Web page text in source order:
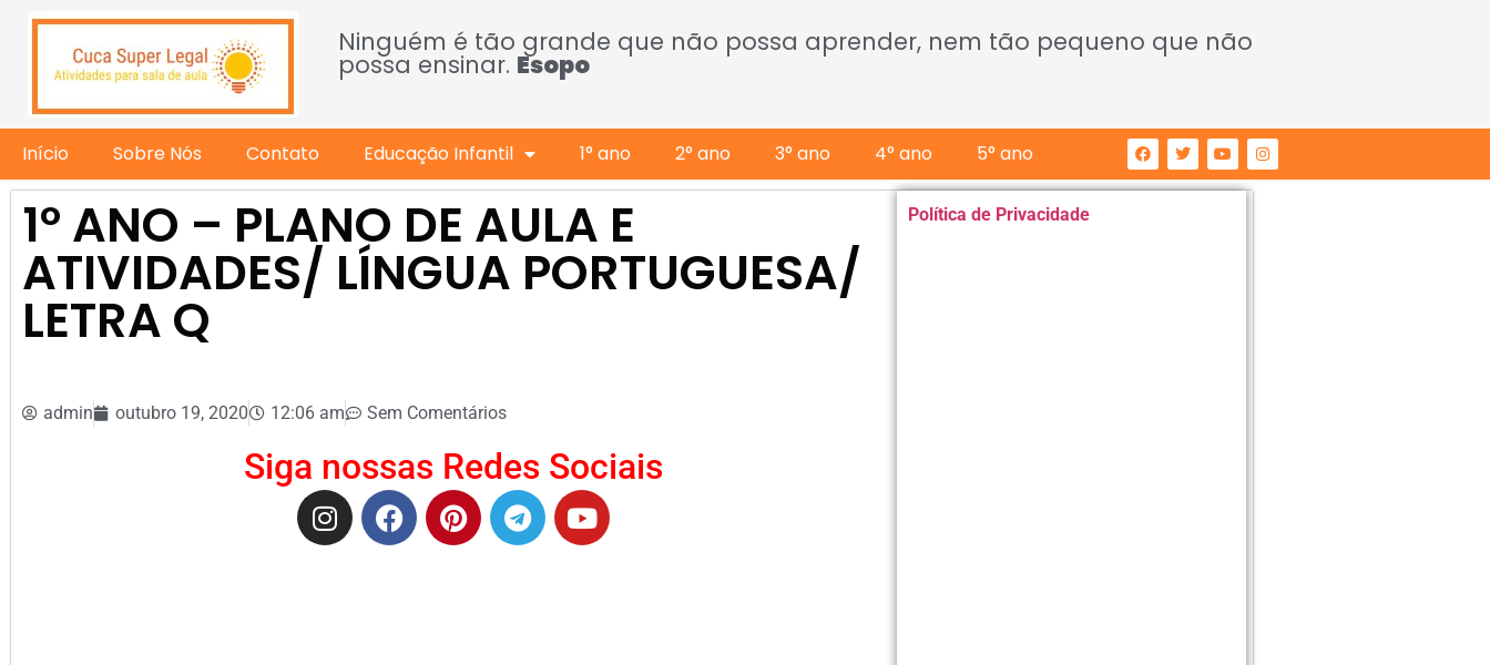
Ninguém é tão grande que não possa aprender, nem tão pequeno que não
possa ensinar. Esopo
Início Sobre Nós Contato Educação Infantil 1° ano 2° ano 3° ano 4° ano 5° ano
1º ANO – PLANO DE AULA E
ATIVIDADES/ LÍNGUA PORTUGUESA/
LETRA Q
admin outubro 19, 2020 12:06 am Sem Comentários
Siga nossas Redes Sociais
Política de Privacidade